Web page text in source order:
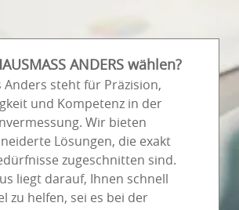
ANDERS wählen?
Anders steht für Präzision,
und Kompetenz in der
Wir bieten
Lösungen, die exakt
zugeschnitten sind.
liegt darauf, Ihnen schnell
zu helfen, sei es bei der